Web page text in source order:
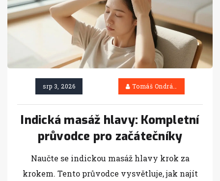
srp 3, 2026 Tomáš Ondráček
Indická masáž hlavy: Kompletní
průvodce pro začátečníky
Naučte se indickou masáž hlavy krok za
krokem. Tento průvodce vysvětluje, jak najít